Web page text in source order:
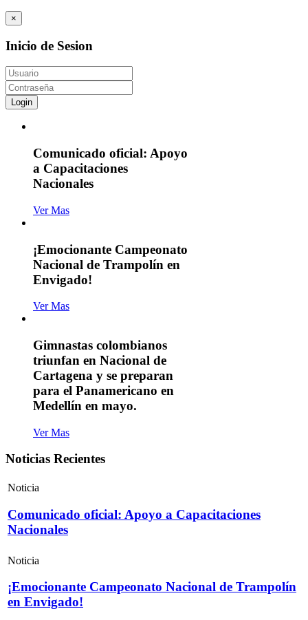
×
Inicio de Sesion
Login
Comunicado oficial: Apoyo
a Capacitaciones
Nacionales
Ver Mas
¡Emocionante Campeonato
Nacional de Trampolín en
Envigado!
Ver Mas
Gimnastas colombianos
triunfan en Nacional de
Cartagena y se preparan
para el Panamericano en
Medellín en mayo.
Ver Mas
Noticias Recientes
Noticia
Comunicado oficial: Apoyo a Capacitaciones
Nacionales
Noticia
¡Emocionante Campeonato Nacional de Trampolín
en Envigado!